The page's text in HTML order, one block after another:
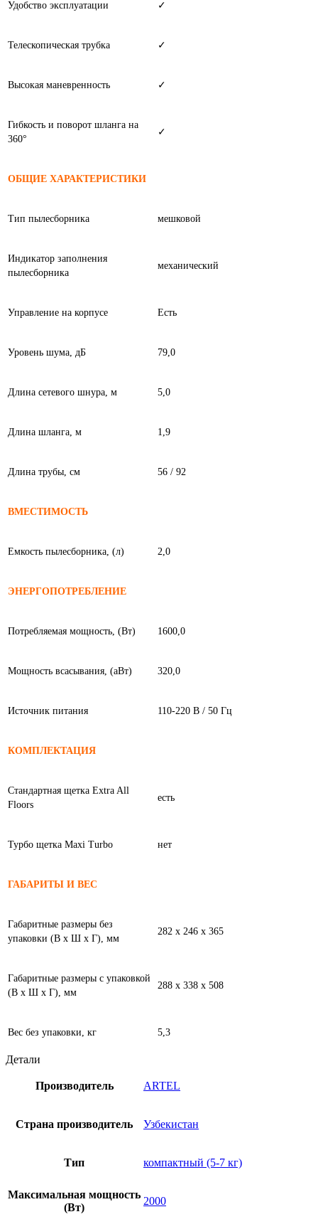
Удобство эксплуатации ✓
Телескопическая трубка ✓
Высокая маневренность ✓
Гибкость и поворот шланга на
360°
✓
ОБЩИЕ ХАРАКТЕРИСТИКИ
Тип пылесборника мешковой
Индикатор заполнения
пылесборника
механический
Управление на корпусе Есть
Уровень шума, дБ 79,0
Длина сетевого шнура, м 5,0
Длина шланга, м 1,9
Длина трубы, см 56 / 92
ВМЕСТИМОСТЬ
Емкость пылесборника, (л) 2,0
ЭНЕРГОПОТРЕБЛЕНИЕ
Потребляемая мощность, (Вт) 1600,0
Мощность всасывания, (аВт) 320,0
Источник питания 110-220 B / 50 Гц
КОМПЛЕКТАЦИЯ
Стандартная щетка Extra All
Floors
есть
Турбо щеткa Maxi Turbo нет
ГАБАРИТЫ И ВЕС
Габаритные размеры без
упаковки (В х Ш х Г), мм
282 х 246 х 365
Габаритные размеры с упаковкой
(В х Ш х Г), мм
288 х 338 х 508
Вес без упаковки, кг 5,3
Детали
Производитель ARTEL
Страна производитель Узбекистан
Тип компактный (5-7 кг)
Максимальная мощность
(Вт)
2000